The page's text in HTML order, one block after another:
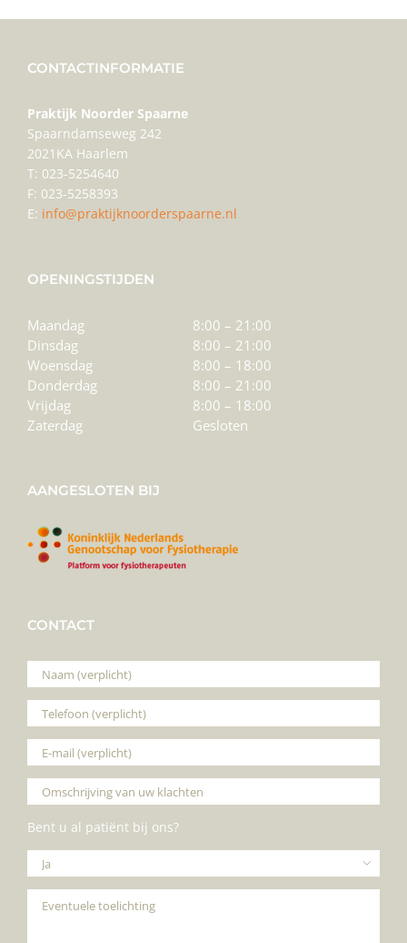
CONTACTINFORMATIE
Praktijk Noorder Spaarne
Spaarndamseweg 242
2021KA Haarlem
T: 023-5254640
F: 023-5258393
E: info@praktijknoorderspaarne.nl
OPENINGSTIJDEN
Maandag
8:00 – 21:00
Dinsdag
8:00 – 21:00
Woensdag
8:00 – 18:00
Donderdag
8:00 – 21:00
Vrijdag
8:00 – 18:00
Zaterdag
Gesloten
AANGESLOTEN BIJ
CONTACT
Bent u al patiënt bij ons?
